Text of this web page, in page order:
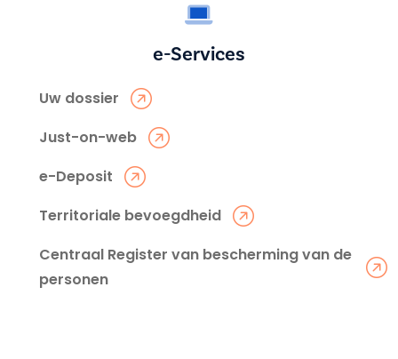
e-Services
Uw dossier
Just-on-web
e-Deposit
Territoriale bevoegdheid
Centraal Register van bescherming van de
personen